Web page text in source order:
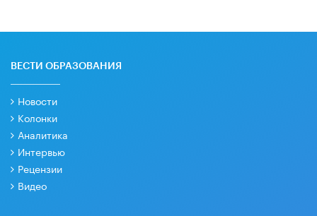
ВЕСТИ ОБРАЗОВАНИЯ
Новости
Колонки
Аналитика
Интервью
Рецензии
Видео